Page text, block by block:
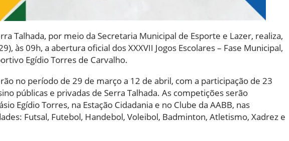
Talhada, por meio da Secretaria Municipal de Esporte e Lazer, realiza,
às 09h, a abertura oficial dos XXXVII Jogos Escolares – Fase Municipal,
Egídio Torres de Carvalho.
no período de 29 de março a 12 de abril, com a participação de 23
públicas e privadas de Serra Talhada. As competições serão
Egídio Torres, na Estação Cidadania e no Clube da AABB, nas
Futsal, Futebol, Handebol, Voleibol, Badminton, Atletismo, Xadrez e